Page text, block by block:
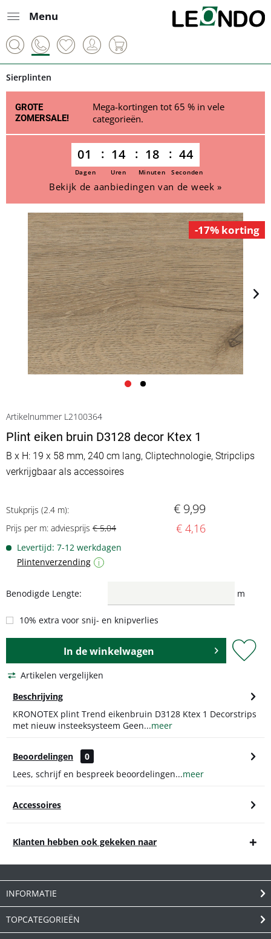
Menu
Sierplinten
GROTE
ZOMERSALE!
Mega-kortingen tot 65 % in vele
categorieën.
01 14 18 44
Dagen Uren Minuten Seconden
Bekijk de aanbiedingen van de week »
-17% korting
Artikelnummer L2100364
Plint eiken bruin D3128 decor Ktex 1
B x H: 19 x 58 mm, 240 cm lang, Cliptechnologie, Stripclips
verkrijgbaar als accessoires
Stukprijs (2.4 m): € 9,99
Prijs per m: adviesprijs € 5,04 € 4,16
Levertijd: 7-12 werkdagen
Plintenverzending
i
Benodigde Lengte: m
10% extra voor snij- en knipverlies
In dewinkelwagen
Artikelen vergelijken
Beschrijving
KRONOTEX plint Trend eikenbruin D3128 Ktex 1 Decorstrips
met nieuw insteeksysteem Geen...meer
Beoordelingen
0
Lees, schrijf en bespreek beoordelingen...meer
Accessoires
Klanten hebben ook gekeken naar
INFORMATIE
TOPCATEGORIEËN